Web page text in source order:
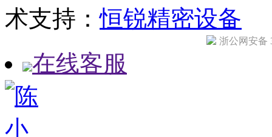
术支持：恒锐精密设备
浙公网安备
在线客服